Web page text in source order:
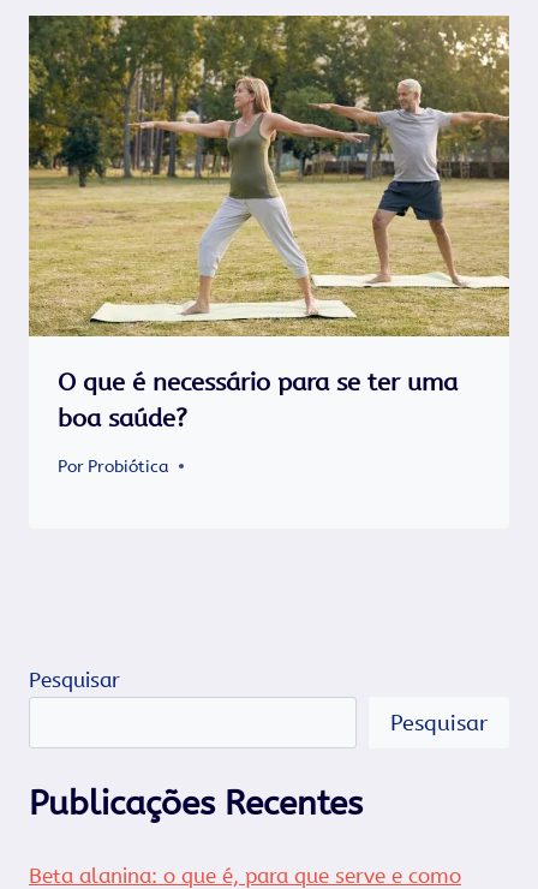
O que é necessário para se ter uma
boa saúde?
Por Probiótica
Pesquisar
Pesquisar
Publicações Recentes
Beta alanina: o que é, para que serve e como